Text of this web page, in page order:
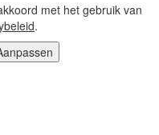
met het gebruik van
.